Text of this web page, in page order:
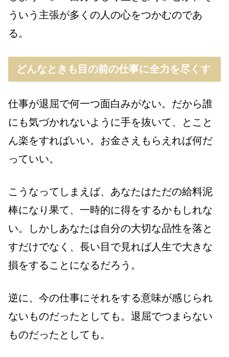
ういう主張が多くの人の心をつかむのであ
る。
どんなときも目の前の仕事に全力を尽くす
仕事が退屈で何一つ面白みがない。だから誰
にも気づかれないように手を抜いて、とこと
ん楽をすればいい。お金さえもらえれば何だ
っていい。
こうなってしまえば、あなたはただの給料泥
棒になり果て、一時的に得をするかもしれな
い。しかしあなたは自分の大切な品性を落と
すだけでなく、長い目で見れば人生で大きな
損をすることになるだろう。
逆に、今の仕事にそれをする意味が感じられ
ないものだったとしても。退屈でつまらない
ものだったとしても。